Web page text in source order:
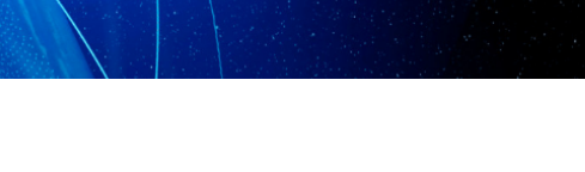
ㆍPOE 공정
ㆍ잔사유 수첨 탈황공정